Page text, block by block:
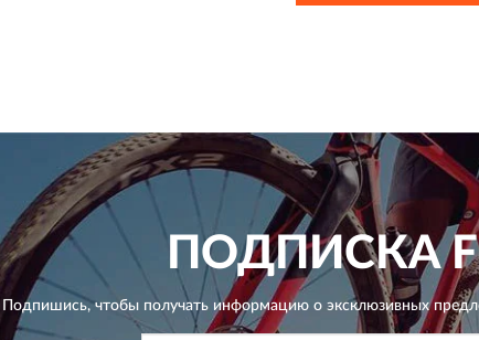
ПОДПИСКА
Подпишись, чтобы получать информацию о эксклюзивных